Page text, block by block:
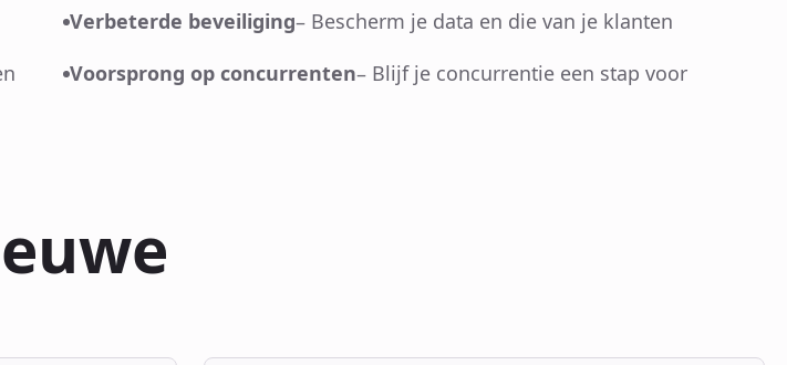
Verbeterde beveiliging– Bescherm je data en die van je klanten
Voorsprong op concurrenten– Blijf je concurrentie een stap voor